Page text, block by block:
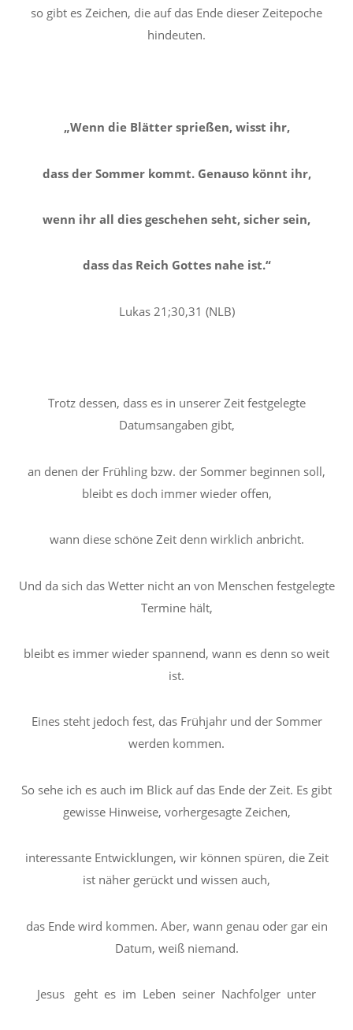
so gibt es Zeichen, die auf das Ende dieser Zeitepoche
hindeuten.
„Wenn die Blätter sprießen, wisst ihr,
dass der Sommer kommt. Genauso könnt ihr,
wenn ihr all dies geschehen seht, sicher sein,
dass das Reich Gottes nahe ist.“
Lukas 21;30,31 (NLB)
Trotz dessen, dass es in unserer Zeit festgelegte
Datumsangaben gibt,
an denen der Frühling bzw. der Sommer beginnen soll,
bleibt es doch immer wieder offen,
wann diese schöne Zeit denn wirklich anbricht.
Und da sich das Wetter nicht an von Menschen festgelegte
Termine hält,
bleibt es immer wieder spannend, wann es denn so weit
ist.
Eines steht jedoch fest, das Frühjahr und der Sommer
werden kommen.
So sehe ich es auch im Blick auf das Ende der Zeit. Es gibt
gewisse Hinweise, vorhergesagte Zeichen,
interessante Entwicklungen, wir können spüren, die Zeit
ist näher gerückt und wissen auch,
das Ende wird kommen. Aber, wann genau oder gar ein
Datum, weiß niemand.
Jesus geht es im Leben seiner Nachfolger unter